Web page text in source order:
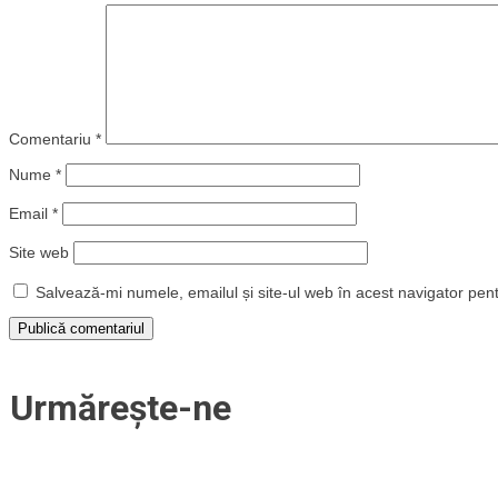
Comentariu *
Nume *
Email *
Site web
Salvează-mi numele, emailul și site-ul web în acest navigator
Urmărește-ne